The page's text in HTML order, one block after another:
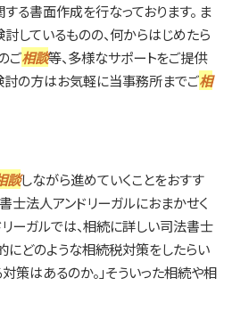
る書面作成を行なっております。 ま
しているものの、何からはじめたら
ご相談等、多様なサポートをご提供
討の方はお気軽に当事務所までご相
談しながら進めていくことをおすす
士法人アンドリーガルにおまかせく
ーガルでは、相続に詳しい司法書士
にどのような相続税対策をしたらい
対策はあるのか。」そういった相続や相